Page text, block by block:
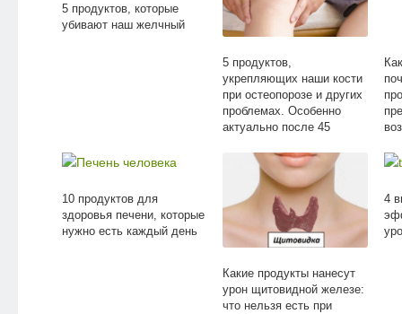
5 продуктов, которые
убивают наш желчный
5 продуктов,
укрепляющих наши кости
при остеопорозе и других
проблемах. Особенно
актуально после 45
10 продуктов для
здоровья печени, которые
нужно есть каждый день
Какие продукты нанесут
урон щитовидной железе:
что нельзя есть при
4